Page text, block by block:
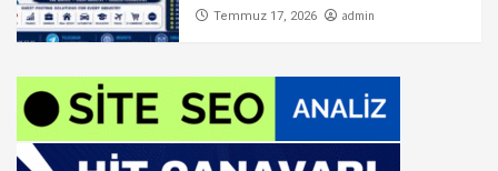
Temmuz 17, 2026 admin